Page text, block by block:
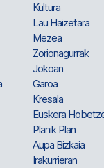
Kultura
Lau Haizetara
Mezea
Zorionagurrak
Jokoan
Garoa
Kresala
Euskera
Planik Plan
Aupa Bizkaia
Irakurrieran